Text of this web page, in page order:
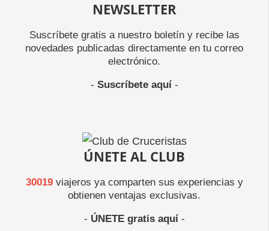
NEWSLETTER
Suscríbete gratis a nuestro boletín y recibe las
novedades publicadas directamente en tu correo
electrónico.
- Suscríbete aquí-
ÚNETE AL CLUB
30019viajeros ya comparten sus experiencias y
obtienen ventajas exclusivas.
- ÚNETE gratis aquí-